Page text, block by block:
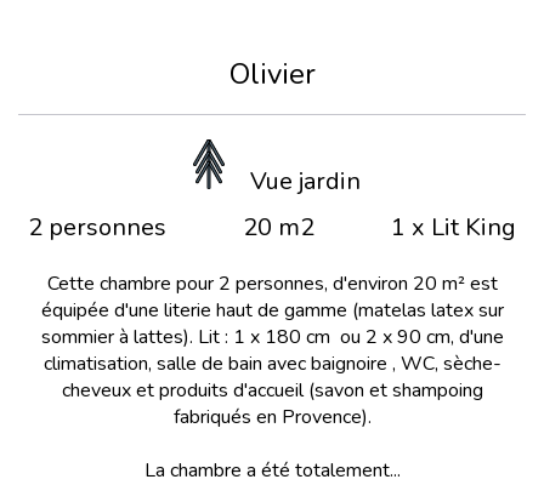
Olivier
Vue jardin
2 personnes
20 m2 1 x Lit King
Cette chambre pour 2 personnes, d'environ 20 m² est
équipée d'une literie haut de gamme (matelas latex sur
sommier à lattes). Lit : 1 x 180 cm ou 2 x 90 cm, d'une
climatisation, salle de bain avec baignoire , WC, sèche-
cheveux et produits d'accueil (savon et shampoing
fabriqués en Provence).
La chambre a été totalement...